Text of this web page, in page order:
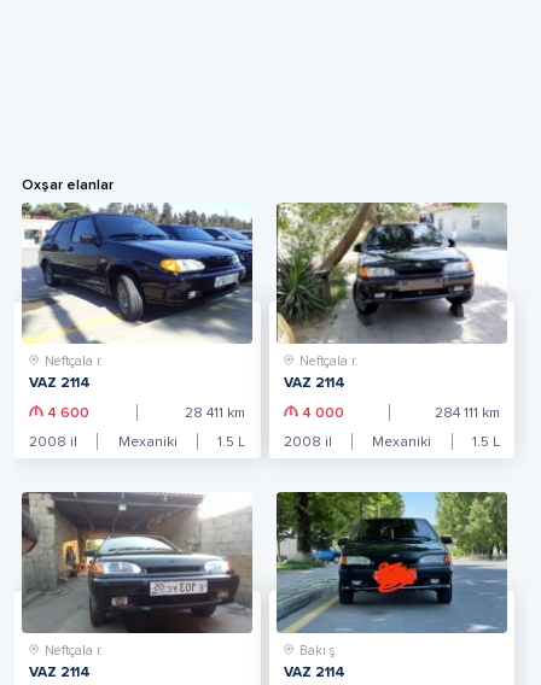
Oxşar elanlar
Neftçala r.
VAZ 2114
4 600 28 411 km
2008 il Mexaniki 1.5 L
Neftçala r.
VAZ 2114
4 000 284 111 km
2008 il Mexaniki 1.5 L
Neftçala r.
VAZ 2114
Bakı ş.
VAZ 2114